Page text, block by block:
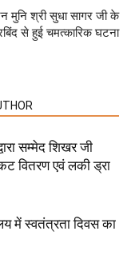
मुनि श्री सुधा सागर जी के
से हुई चमत्कारिक घटना
सम्मेद शिखर जी
वितरण एवं लकी ड्रा
में स्वतंत्रता दिवस का